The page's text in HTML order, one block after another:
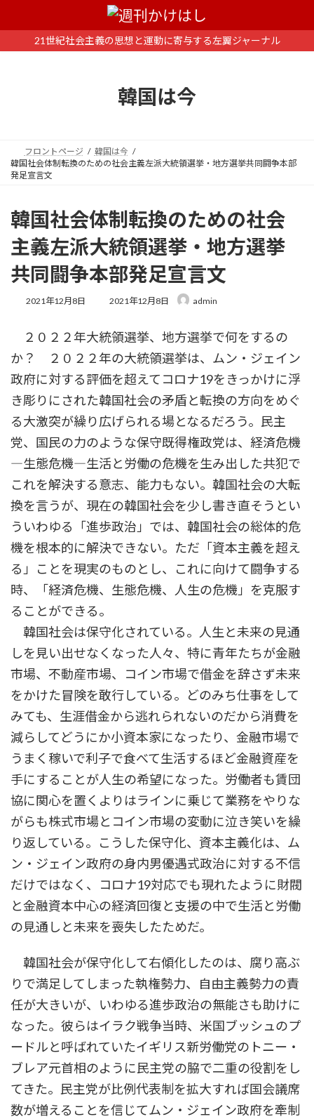
ン
ー
21世紀社会主義の思想と運動に寄与する左翼ジャーナル
韓国は今
フロントページ
韓国は今
韓国社会体制転換のための社会主義左派大統領選挙・地方選挙共同闘争本部
発足宣言文
韓国社会体制転換のための社会
主義左派大統領選挙・地方選挙
共同闘争本部発足宣言文
2021年12月8日
最
新
時
:
2021年12月8日 admin
２０２２年大統領選挙、地方選挙で何をするの
か？ ２０２２年の大統領選挙は、ムン・ジェイン
政府に対する評価を超えてコロナ19をきっかけに浮
き彫りにされた韓国社会の矛盾と転換の方向をめぐ
る大激突が繰り広げられる場となるだろう。民主
党、国民の力のような保守既得権政党は、経済危機
―生態危機―生活と労働の危機を生み出した共犯で
これを解決する意志、能力もない。韓国社会の大転
換を言うが、現在の韓国社会を少し書き直そうとい
ういわゆる「進歩政治」では、韓国社会の総体的危
機を根本的に解決できない。ただ「資本主義を超え
る」ことを現実のものとし、これに向けて闘争する
時、「経済危機、生態危機、人生の危機」を克服す
ることができる。
韓国社会は保守化されている。人生と未来の見通
しを見い出せなくなった人々、特に青年たちが金融
市場、不動産市場、コイン市場で借金を辞さず未来
をかけた冒険を敢行している。どのみち仕事をして
みても、生涯借金から逃れられないのだから消費を
減らしてどうにか小資本家になったり、金融市場で
うまく稼いで利子で食べて生活するほど金融資産を
手にすることが人生の希望になった。労働者も賃団
協に関心を置くよりはラインに乗じて業務をやりな
がらも株式市場とコイン市場の変動に泣き笑いを繰
り返している。こうした保守化、資本主義化は、ム
ン・ジェイン政府の身内男優遇式政治に対する不信
だけではなく、コロナ19対応でも現れたように財閥
と金融資本中心の経済回復と支援の中で生活と労働
の見通しと未来を喪失したためだ。
韓国社会が保守化して右傾化したのは、腐り高ぶ
りで満足してしまった執権勢力、自由主義勢力の責
任が大きいが、いわゆる進歩政治の無能さも助けに
なった。彼らはイラク戦争当時、米国ブッシュのプ
ードルと呼ばれていたイギリス新労働党のトニー・
ブレア元首相のように民主党の脇で二重の役割をし
てきた。民主党が比例代表制を拡大すれば国会議席
数が増えることを信じてムン・ジェイン政府を牽制